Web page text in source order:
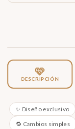
🩷
DESCRIPCIÓN
✨ Diseño exclusivo
🔁 Cambios simples